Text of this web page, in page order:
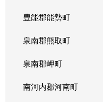
豊能郡能勢町
泉南郡熊取町
泉南郡岬町
南河内郡河南町